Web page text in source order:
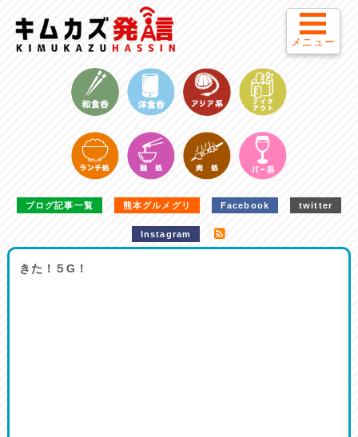
ブログ記事一覧 熊本グルメグリ Facebook twitter
Instagram
きた！５G！
メニュー